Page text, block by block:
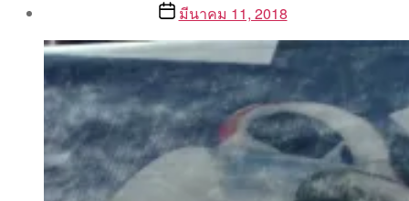
By
Aea
Postมีนาคม 11, 2018